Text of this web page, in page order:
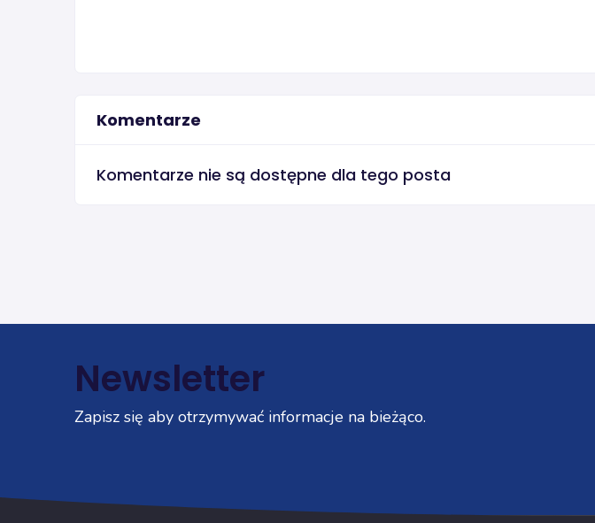
Komentarze
Komentarze nie są dostępne dla tego posta
Newsletter
Zapisz się aby otrzymywać informacje na bieżąco.